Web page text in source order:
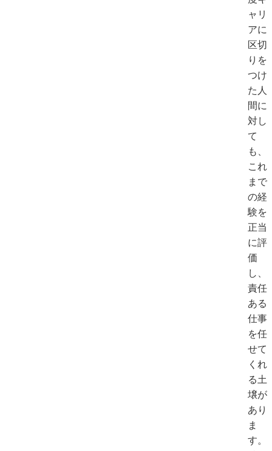
ャリ
アに
区切
りを
つけ
た人
間に
対し
て
も、
これ
まで
の経
験を
正当
に評
価
し、
責任
ある
仕事
を任
せて
くれ
る土
壌が
あり
ま
す。